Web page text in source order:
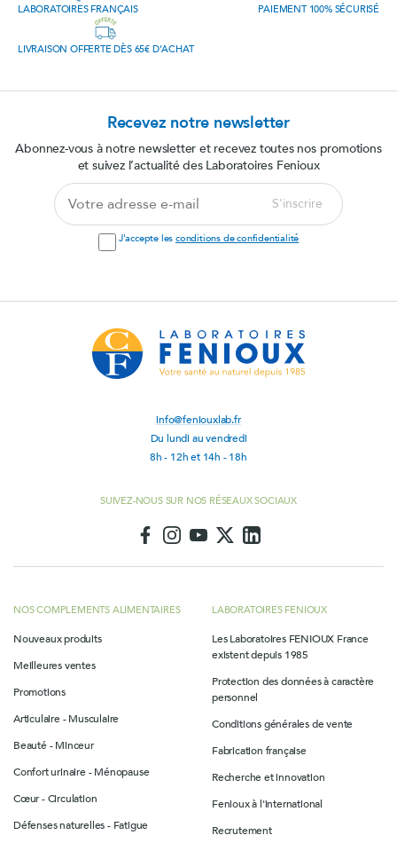
LABORATOIRES FRANÇAIS PAIEMENT 100% SÉCURISÉ
LIVRAISON OFFERTE DÈS 65€ D'ACHAT
info@feniouxlab.fr
Du lundi au vendredi
8h - 12h et 14h - 18h
SUIVEZ-NOUS SUR NOS RÉSEAUX SOCIAUX
NOS COMPLEMENTS ALIMENTAIRES
Nouveaux produits
Meilleures ventes
Promotions
Articulaire - Musculaire
Beauté - Minceur
Confort urinaire - Ménopause
Cœur - Circulation
Défenses naturelles - Fatigue
LABORATOIRES FENIOUX
Les Laboratoires FENIOUX France
existent depuis 1985
Protection des données à caractère
personnel
Conditions générales de vente
Fabrication française
Recherche et innovation
Fenioux à l'international
Recrutement
Recevez notre newsletter
Abonnez-vous à notre newsletter et recevez toutes nos promotions
et suivez l’actualité des Laboratoires Fenioux
adresse
e-
mail
S'inscrire
J'accepte les conditions de confidentialité